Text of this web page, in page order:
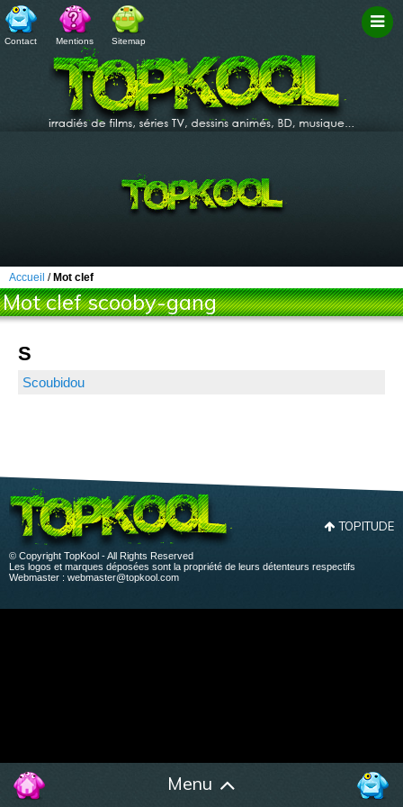
Contact Mentions Sitemap
Menu
Accueil / Mot clef
Mot clef scooby-gang
S
Scoubidou
TOPITUDE
© Copyright TopKool - All Rights Reserved
Les logos et marques déposées sont la propriété de leurs détenteurs respectifs
Webmaster : webmaster@topkool.com